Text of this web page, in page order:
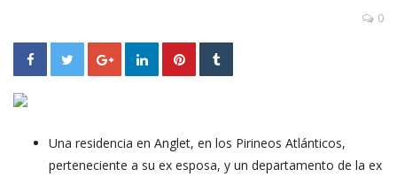
0
Una residencia en Anglet, en los Pirineos Atlánticos,
perteneciente a su ex esposa, y un departamento de la ex